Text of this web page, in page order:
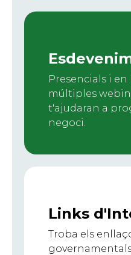
Presencials i en
múltiples
t'ajudaran a
negoci.
Links
Troba els